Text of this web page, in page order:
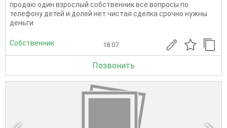
продаю один взрослый собственник все вопросы по
телефону детей и долей нет чистая сделка срочно нужны
деньги
Собственник 18.07
Позвонить